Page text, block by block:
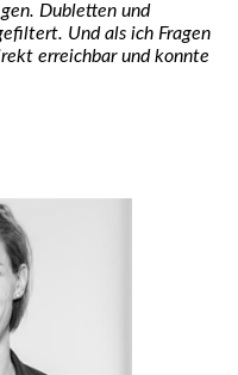
Dubletten und
Und als ich Fragen
erreichbar und konnte